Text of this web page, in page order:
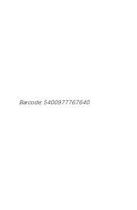
30% korting
Barcode: 5400977767640